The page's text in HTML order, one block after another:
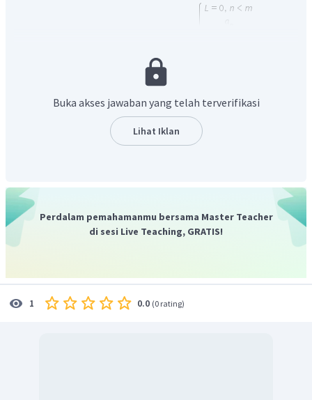
Pangkat tertinggi variabel
pangkat tertinggi variabel
Maka nilai
Jadi, .
Buka akses jawaban yang telah terverifikasi
Lihat Iklan
Perdalam pemahamanmu bersama Master Teacher
di sesi Live Teaching, GRATIS!
1 0.0 (0 rating)